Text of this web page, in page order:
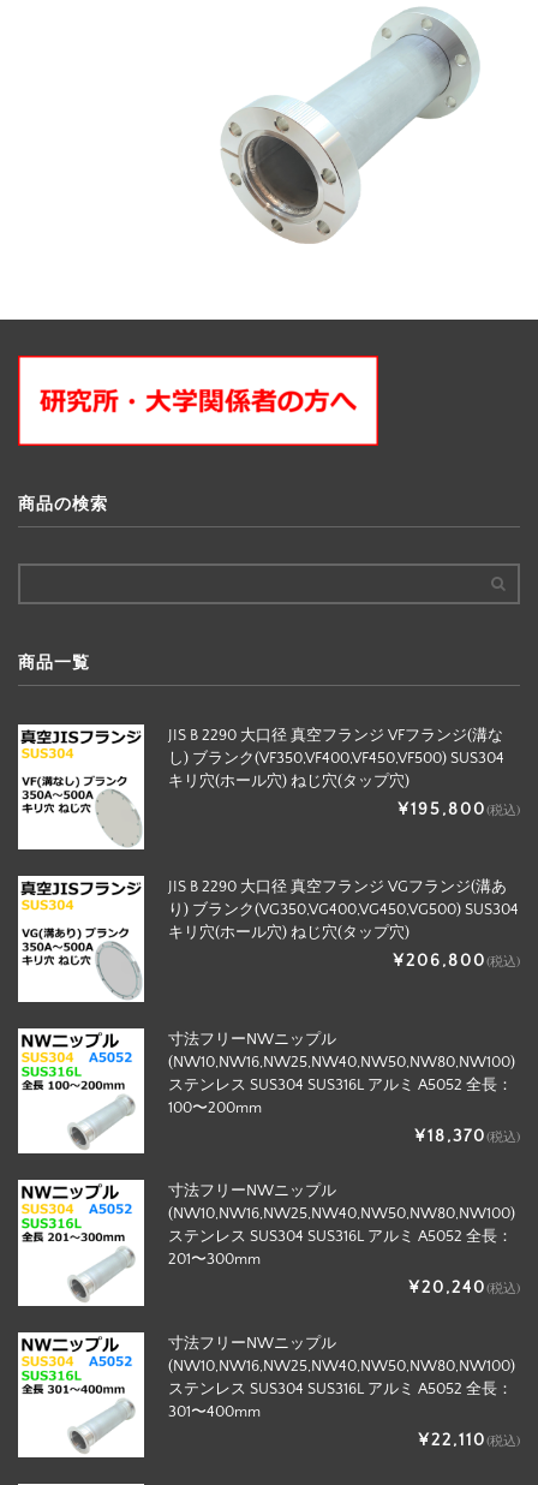
商品の検索
商品一覧
JIS B 2290 大口径 真空フランジ VFフランジ(溝な
し) ブランク(VF350,VF400,VF450,VF500) SUS304
キリ穴(ホール穴) ねじ穴(タップ穴)
¥195,800(税込)
JIS B 2290 大口径 真空フランジ VGフランジ(溝あ
り) ブランク(VG350,VG400,VG450,VG500) SUS304
キリ穴(ホール穴) ねじ穴(タップ穴)
¥206,800(税込)
寸法フリーNWニップル
(NW10,NW16,NW25,NW40,NW50,NW80,NW100)
ステンレス SUS304 SUS316L アルミ A5052 全長：
100〜200mm
¥18,370(税込)
寸法フリーNWニップル
(NW10,NW16,NW25,NW40,NW50,NW80,NW100)
ステンレス SUS304 SUS316L アルミ A5052 全長：
201〜300mm
¥20,240(税込)
寸法フリーNWニップル
(NW10,NW16,NW25,NW40,NW50,NW80,NW100)
ステンレス SUS304 SUS316L アルミ A5052 全長：
301〜400mm
¥22,110(税込)